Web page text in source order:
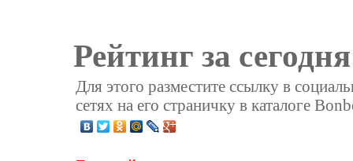
Рейтинг за
Для этого разместите ссылку в
сетях на его страничку в каталоге